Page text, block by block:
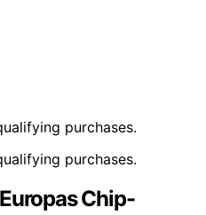
purchases.
purchases.
Chip-